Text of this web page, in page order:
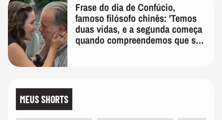
Frase do dia de Confúcio,
famoso filósofo chinês: 'Temos
duas vidas, e a segunda começa
quando compreendemos que só
MEUS SHORTS